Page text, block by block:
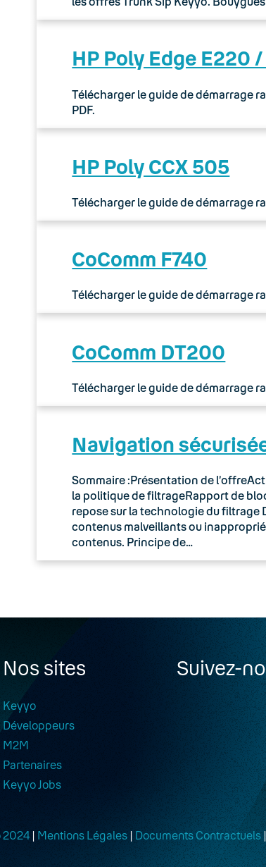
HP Poly Edge E220
Télécharger le guide de démarrage
PDF.
HP Poly CCX 505
Télécharger le guide de démarrage
CoComm F740
Télécharger le guide de démarrage
CoComm DT200
Télécharger le guide de démarrage
Navigation
Sommaire :Présentation de
la politique de filtrageRapport de
repose sur la technologie du filtrage
contenus malveillants ou
contenus. Principe de…
Nos sites
Keyyo
Développeurs
M2M
Partenaires
Keyyo Jobs
Suivez-
2024| Mentions Légales | Documents Contractuels